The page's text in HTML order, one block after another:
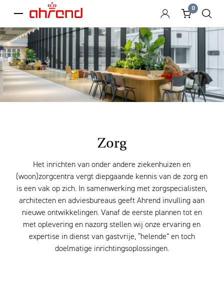
menu
0
Zorg
Het inrichten van onder andere ziekenhuizen en
(woon)zorgcentra vergt diepgaande kennis van de zorg en
is een vak op zich. In samenwerking met zorgspecialisten,
architecten en adviesbureaus geeft Ahrend invulling aan
nieuwe ontwikkelingen. Vanaf de eerste plannen tot en
met oplevering en nazorg stellen wij onze ervaring en
expertise in dienst van gastvrije, “helende” en toch
doelmatige inrichtingsoplossingen.